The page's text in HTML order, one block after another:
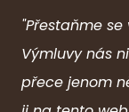
"Přestaňme
Výmluvy nás
přece jenom